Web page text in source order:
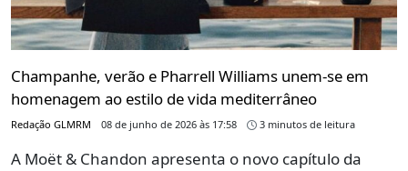
Champanhe, verão e Pharrell Williams unem-se em
homenagem ao estilo de vida mediterrâneo
Redação GLMRM 08 de junho de 2026 às 17:58 3 minutos de leitura
A Moët & Chandon apresenta o novo capítulo da